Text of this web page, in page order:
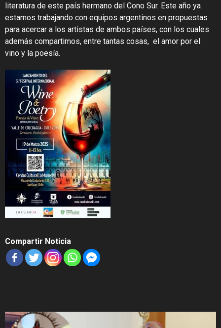
literatura de este país hermano del Cono Sur. Este año ya
estamos trabajando con equipos argentinos en propuestas
para acercar a los artistas de ambos países, con los cuales
además compartimos, entre tantas cosas, el amor por el
vino y la poesía.
Compartir Noticia